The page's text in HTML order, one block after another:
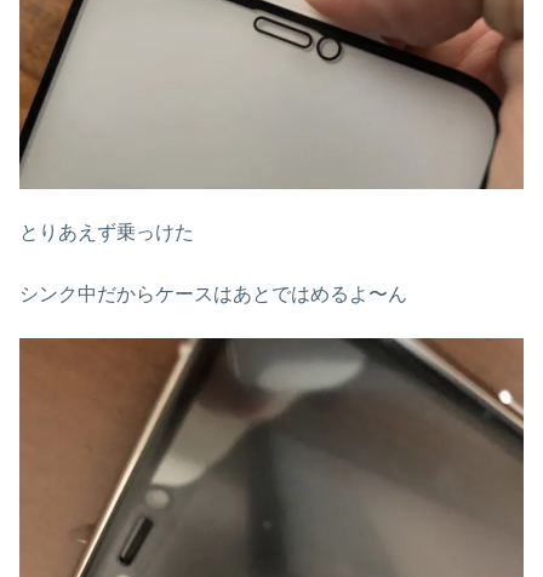
とりあえず乗っけた
シンク中だからケースはあとではめるよ〜ん